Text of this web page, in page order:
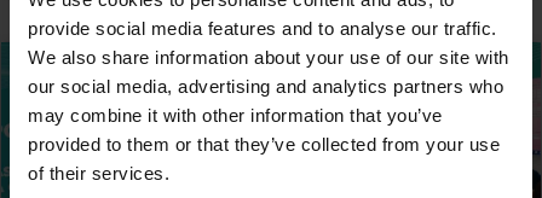
provide social media features and to analyse our traffic.
We also share information about your use of our site with
our social media, advertising and analytics partners who
may combine it with other information that you’ve
provided to them or that they’ve collected from your use
of their services.